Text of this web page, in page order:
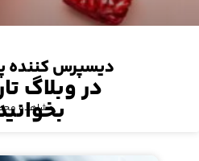
دیسپرس کننده‌
مشاهده
در وبلاگ